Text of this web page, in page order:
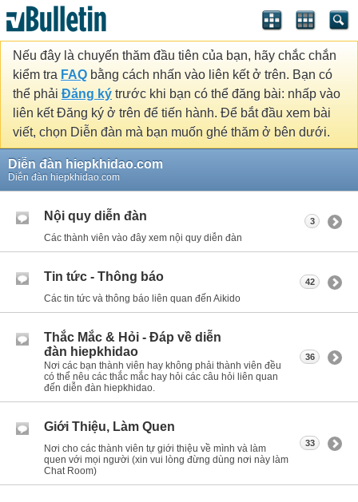
Nếu đây là chuyến thăm đầu tiên của bạn, hãy chắc chắn
kiểm tra FAQ bằng cách nhấn vào liên kết ở trên. Bạn có
thể phải Đăng ký trước khi bạn có thể đăng bài: nhấp vào
liên kết Đăng ký ở trên để tiến hành. Để bắt đầu xem bài
viết, chọn Diễn đàn mà bạn muốn ghé thăm ở bên dưới.
Diễn đàn hiepkhidao.com
Diễn đàn hiepkhidao.com
Nội quy diễn đàn
Các thành viên vào đây xem nội quy diễn đàn
3
Tin tức - Thông báo
Các tin tức và thông báo liên quan đến Aikido
42
Thắc Mắc & Hỏi - Đáp về diễn
đàn hiepkhidao
Nơi các bạn thành viên hay không phải thành viên đều
có thể nêu các thắc mắc hay hỏi các câu hỏi liên quan
đến diễn đàn hiepkhidao.
36
Giới Thiệu, Làm Quen
Nơi cho các thành viên tự giới thiệu về mình và làm
quen với mọi người (xin vui lòng đừng dùng nơi này làm
Chat Room)
33